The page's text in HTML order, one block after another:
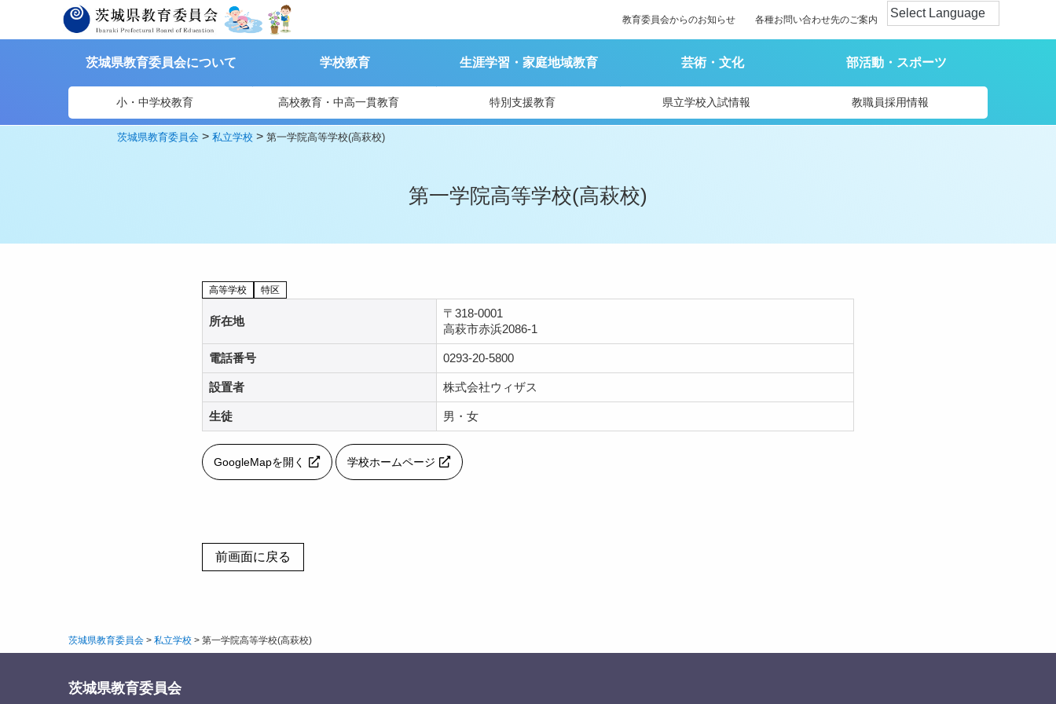
教育委員会からのお知らせ 各種お問い合わせ先のご案内
茨城県教育委員会について 学校教育 生涯学習・家庭地域教育 芸術・文化 部活動・スポーツ
小・中学校教育 高校教育・中高一貫教育 特別支援教育 県立学校入試情報 教職員採用情報
茨城県教育委員会 >私立学校 >第一学院高等学校(高萩校)
第一学院高等学校(高萩校)
高等学校 特区
所在地
〒318-0001
高萩市赤浜2086-1
電話番号 0293-20-5800
設置者 株式会社ウィザス
生徒 男・女
GoogleMapを開く 学校ホームページ
茨城県教育委員会 > 私立学校 > 第一学院高等学校(高萩校)
茨城県教育委員会